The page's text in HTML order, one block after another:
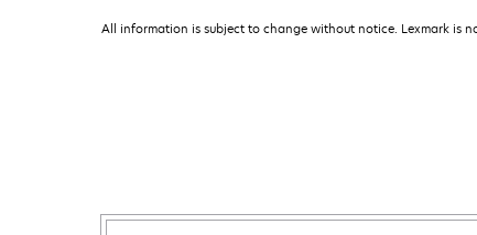
All information is subject to change without notice. Lexmark is